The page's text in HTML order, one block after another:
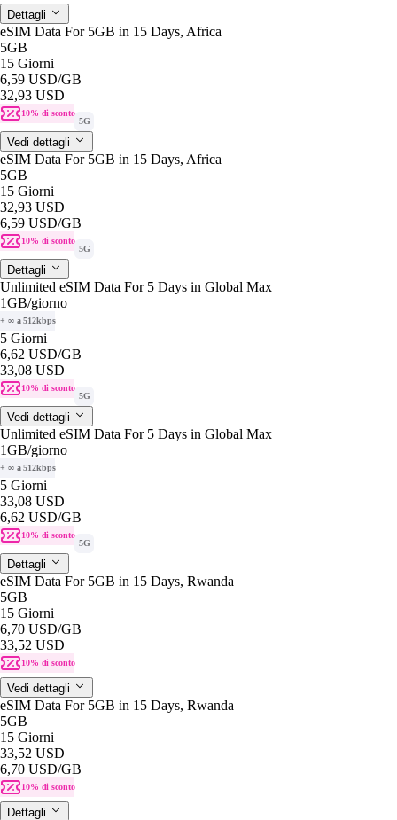
Dettagli
eSIM Data For 5GB in 15 Days, Africa
5GB
15 Giorni
6,59 USD/GB
32,93 USD
10% di sconto
5G
Vedi dettagli
eSIM Data For 5GB in 15 Days, Africa
5GB
15 Giorni
32,93 USD
6,59 USD/GB
10% di sconto
5G
Dettagli
Unlimited eSIM Data For 5 Days in Global Max
1GB/giorno
+ ∞ a 512kbps
5 Giorni
6,62 USD/GB
33,08 USD
10% di sconto
5G
Vedi dettagli
Unlimited eSIM Data For 5 Days in Global Max
1GB/giorno
+ ∞ a 512kbps
5 Giorni
33,08 USD
6,62 USD/GB
10% di sconto
5G
Dettagli
eSIM Data For 5GB in 15 Days, Rwanda
5GB
15 Giorni
6,70 USD/GB
33,52 USD
10% di sconto
Vedi dettagli
eSIM Data For 5GB in 15 Days, Rwanda
5GB
15 Giorni
33,52 USD
6,70 USD/GB
10% di sconto
Dettagli